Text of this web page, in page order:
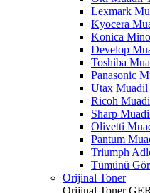
Lexmark
Kyocera
Konica
Develop
Toshiba
Panasonic
Utax Muadil
Ricoh
Sharp
Olivetti
Pantum
Triumph
Tümünü Gör
Orijinal Toner
Orijinal Toner